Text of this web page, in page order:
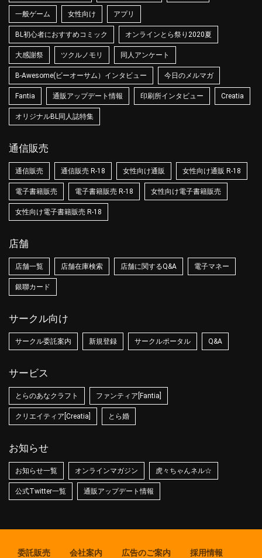
一般ゲーム 女性向け アプリ
BL初心者におすすめコミック オンラインとら祭り2020夏
大感謝祭 ツクルノモリ 同人アンケート
B-Awesome(ビーオーサム）インタビュー 今日のメルマガ
Fantia 通販アップデート情報 印刷所インタビュー Creatia
オリジナルBL同人誌特集
通信販売
通信販売 通信販売 R-18 女性向け通販 女性向け通販 R-18
電子書籍販売 電子書籍販売 R-18 女性向け電子書籍販売
女性向け電子書籍販売 R-18
店舗
店舗一覧 店舗在庫検索 店舗に関するQ&A 電子マネー
銀聯カード
サークル向け
サークル委託案内 新規登録 サークルポータル Q&A
サービス
とらのあなクラフト ファンティア[Fantia]
クリエイティア[Creatia] とら婚
お知らせ
お知らせ一覧 オンラインマガジン 虎々ちゃんネル☆
公式Twitter一覧 通販アップデート情報
委託販売 会社案内 広告のご案内 採用情報